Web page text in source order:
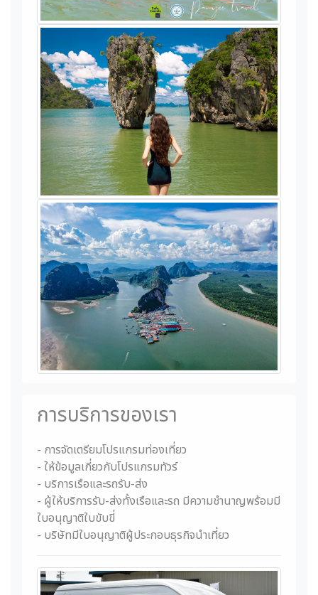
การบริการของเรา
- การจัดเตรียมโปรแกรมท่องเที่ยว
- ให้ข้อมูลเกี่ยวกับโปรแกรมทัวร์
- บริการเรือและรถรับ-ส่ง
- ผู้ให้บริการรับ-ส่งทั้งเรือและรถ มีความชำนาญพร้อมมี
ใบอนุญาติใบขับขี่
- บริษัทมีใบอนุญาติผู้ประกอบธุรกิจนำเที่ยว